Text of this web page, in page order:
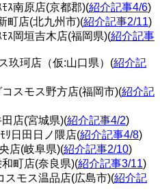
ﾓｽ南原店(京都郡)(紹介記事4/6)
町店(北九州市)(紹介記事2/11)
ﾓｽ岡垣吉木店(福岡県)(紹介記事
玖珂店（仮:山口県）(紹介記
スモス野方店(福岡市)(紹介記
田店(宮城県)(紹介記事4/2)
ﾘ日田日ノ隈店(紹介記事4/8)
店(岐阜県)(紹介記事2/10)
和町店(奈良県)(紹介記事3/11)
スモス温品店(広島市)(紹介記